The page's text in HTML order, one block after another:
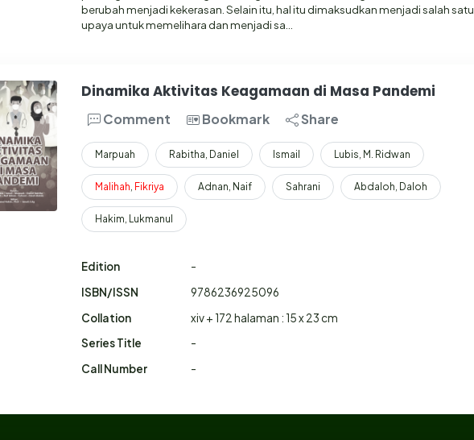
berubah menjadi kekerasan. Selain itu, hal itu dimaksudkan menjadi salah satu
upaya untuk memelihara dan menjadi sa…
Dinamika Aktivitas Keagamaan di Masa Pandemi
Comment Bookmark Share
Marpuah Rabitha, Daniel Ismail Lubis, M. Ridwan
Malihah Fikriya Adnan, Naif Sahrani Abdaloh, Daloh
Hakim, Lukmanul
Edition
-
ISBN/ISSN
9786236925096
Collation
xiv + 172 halaman : 15 x 23 cm
Series Title
-
Call Number
-